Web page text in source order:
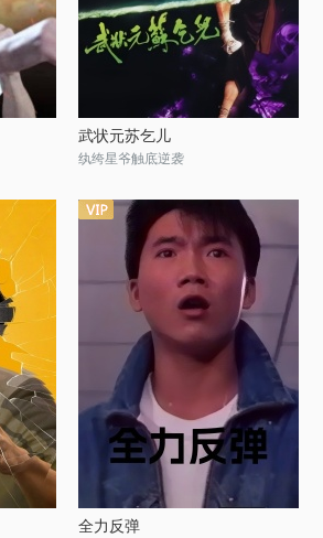
武状元苏乞儿
纨绔星爷触底逆袭
全力反弹